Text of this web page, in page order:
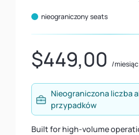
nieograniczony seats
$449,00 /miesiąc
Nieograniczona liczba
przypadków
Built for high-volume